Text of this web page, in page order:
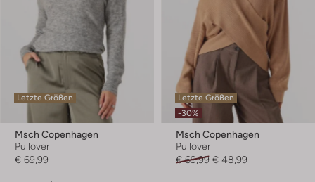
Letzte Größen
Msch Copenhagen
Pullover
€ 69,99
Letzte Größen
-30%
Msch Copenhagen
Pullover
€ 69,99 € 48,99